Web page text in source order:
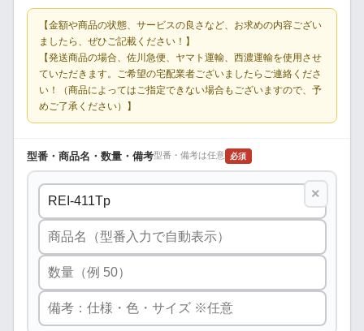
【金額や商品の状態、サービスの良さなど、お求めの内容ござい
ましたら、ぜひご記載ください！】
【発送商品の場合、佐川急便、ヤマト運輸、西濃運輸を使用させ
ていただきます。ご希望の宅配業者ございましたらご連絡くださ
い！（商品によってはご指定できない場合もございますので、予
めご了承ください）】
型番・商品名・数量・備考型番・備考は任意 必須
×